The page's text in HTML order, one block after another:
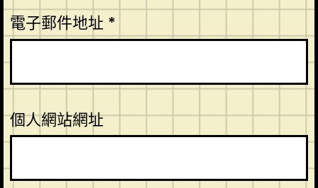
電子郵件地址 *
個人網站網址